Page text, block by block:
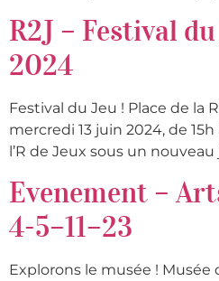
R2J – Festival
2024
Festival du Jeu ! Place de la
mercredi 13 juin 2024, de
l’R de Jeux sous un
Evenement –
4-5–11–23
Explorons le musée ! Musée